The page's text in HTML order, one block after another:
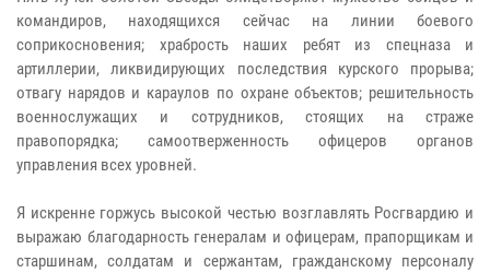
командиров, находящихся сейчас на линии боевого
соприкосновения; храбрость наших ребят из спецназа и
артиллерии, ликвидирующих последствия курского прорыва;
отвагу нарядов и караулов по охране объектов; решительность
военнослужащих и сотрудников, стоящих на страже
правопорядка; самоотверженность офицеров органов
управления всех уровней.
Я искренне горжусь высокой честью возглавлять Росгвардию и
выражаю благодарность генералам и офицерам, прапорщикам и
старшинам, солдатам и сержантам, гражданскому персоналу